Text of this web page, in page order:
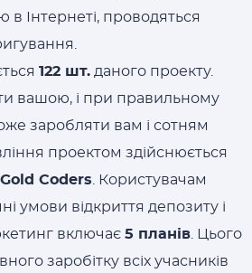
в Інтернеті, проводяться
122 шт. даного проекту.
вашою, і при правильному
заробляти вам і сотням
проектом здійснюється
Gold Coders . Користувачам
умови відкриття депозиту і
включає 5 планів . Цього
заробітку всіх учасників